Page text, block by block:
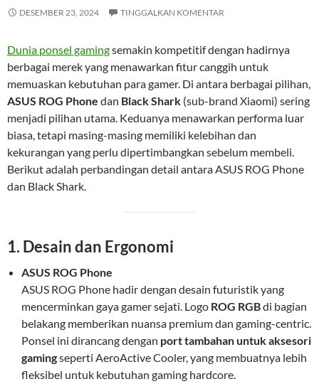
DESEMBER 23, 2024 TINGGALKAN KOMENTAR
Dunia ponsel gamingsemakin kompetitif dengan hadirnya
berbagai merek yang menawarkan fitur canggih untuk
memuaskan kebutuhan para gamer. Di antara berbagai pilihan,
ASUS ROG Phone dan Black Shark (sub-brand Xiaomi) sering
menjadi pilihan utama. Keduanya menawarkan performa luar
biasa, tetapi masing-masing memiliki kelebihan dan
kekurangan yang perlu dipertimbangkan sebelum membeli.
Berikut adalah perbandingan detail antara ASUS ROG Phone
dan Black Shark.
1. Desain dan Ergonomi
ASUS ROG Phone
ASUS ROG Phone hadir dengan desain futuristik yang
mencerminkan gaya gamer sejati. Logo ROG RGBdi bagian
belakang memberikan nuansa premium dan gaming-centric.
Ponsel ini dirancang dengan port tambahan untuk aksesori
gamingseperti AeroActive Cooler, yang membuatnya lebih
fleksibel untuk kebutuhan gaming hardcore.